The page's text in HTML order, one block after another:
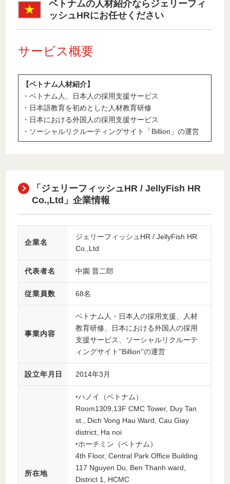
ベトナムの人材紹介ならジェリーフィ
ッシュHRにお任せください
サービス概要
【ベトナム人材紹介】
・ベトナム人、日本人の採用支援サービス
・日本語教育を初めとした人材教育研修
・日本における外国人の採用支援サービス
・ソーシャルリクルーティングサイト「Billion」の運営
「ジェリーフィッシュHR / JellyFish HR
Co.,Ltd」企業情報
企業名
ジェリーフィッシュHR / JellyFish HR
Co.,Ltd
代表者名 中園 晋二郎
従業員数 68名
事業内容
ベトナム人・日本人の採用支援、人材
教育研修、日本における外国人の採用
支援サービス、ソーシャルリクルーテ
ィングサイト''Billion''の運営
設立年月日 2014年3月
所在地
‣ハノイ（ベトナム）
Room1309,13F CMC Tower, Duy Tan
st., Dich Vong Hau Ward, Cau Giay
district, Ha noi
‣ホーチミン（ベトナム）
4th Floor, Central Park Office Building
117 Nguyen Du, Ben Thanh ward,
District 1, HCMC